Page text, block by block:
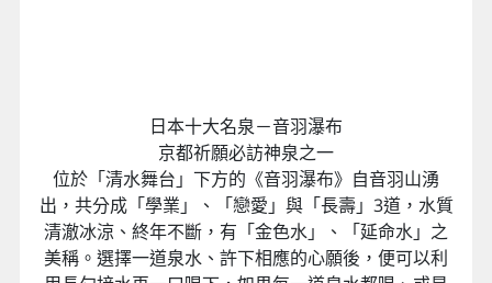
木造的千年《清水寺》與《金閣寺》並列京都最具代
表性的寺廟建築，也是京都最古老的寺院，大殿前懸
空的著名國寶「清水舞台」，未用一根釘子，僅由139
根高數十公尺的大原木巧妙支撐在斷崖之上，登上清
水舞台，可以將京都的美景一覽無遺，春櫻繽紛、秋
紅遍野，令人震撼無比。